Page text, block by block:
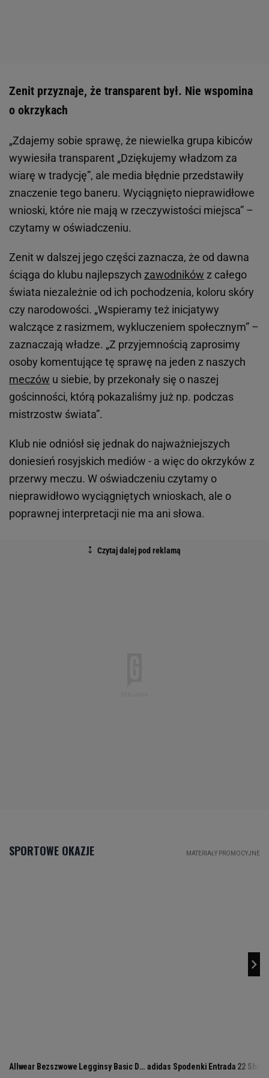
Zenit przyznaje, że transparent był. Nie wspomina
o okrzykach
„Zdajemy sobie sprawę, że niewielka grupa kibiców
wywiesiła transparent „Dziękujemy władzom za
wiarę w tradycję”, ale media błędnie przedstawiły
znaczenie tego baneru. Wyciągnięto nieprawidłowe
wnioski, które nie mają w rzeczywistości miejsca” –
czytamy w oświadczeniu.
Zenit w dalszej jego części zaznacza, że od dawna
ściąga do klubu najlepszych zawodników z całego
świata niezależnie od ich pochodzenia, koloru skóry
czy narodowości. „Wspieramy też inicjatywy
walczące z rasizmem, wykluczeniem społecznym” –
zaznaczają władze. „Z przyjemnością zaprosimy
osoby komentujące tę sprawę na jeden z naszych
meczów u siebie, by przekonały się o naszej
gościnności, którą pokazaliśmy już np. podczas
mistrzostw świata”.
Klub nie odniósł się jednak do najważniejszych
doniesień rosyjskich mediów - a więc do okrzyków z
przerwy meczu. W oświadczeniu czytamy o
nieprawidłowo wyciągniętych wnioskach, ale o
poprawnej interpretacji nie ma ani słowa.